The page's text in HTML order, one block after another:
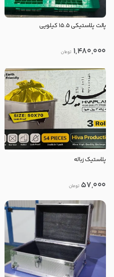
پالت پلاستیکی 15.5 کیلویی
1,480,000 تومان
پلاستیک زباله
57,000 تومان